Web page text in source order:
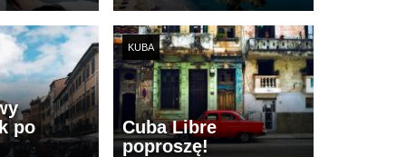
po
KUBA
Cuba Libre
poproszę!